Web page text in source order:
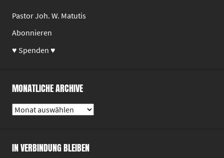
Pastor Joh. W. Matutis
Abonnieren
♥ Spenden ♥
MONATLICHE ARCHIVE
Monatliche
IN VERBINDUNG BLEIBEN